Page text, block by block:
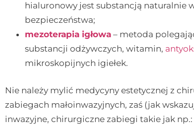
hialuronowy jest substancją naturalnie
bezpieczeństwa;
mezoterapia igłowa – metoda
substancji odżywczych, witamin,
mikroskopijnych igiełek.
Nie należy mylić medycyny estetycznej z
zabiegach małoinwazyjnych, zaś (jak
inwazyjne, chirurgiczne zabiegi takie jak np.: